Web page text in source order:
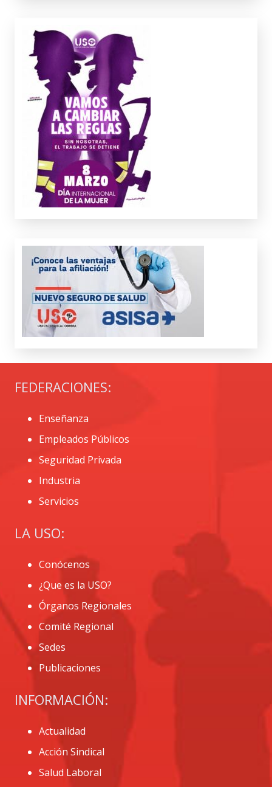
FEDERACIONES:
Enseñanza
Empleados Públicos
Seguridad Privada
Industria
Servicios
LA USO:
Conócenos
¿Que es la USO?
Órganos Regionales
Comité Regional
Sedes
Publicaciones
INFORMACIÓN:
Actualidad
Acción Sindical
Salud Laboral